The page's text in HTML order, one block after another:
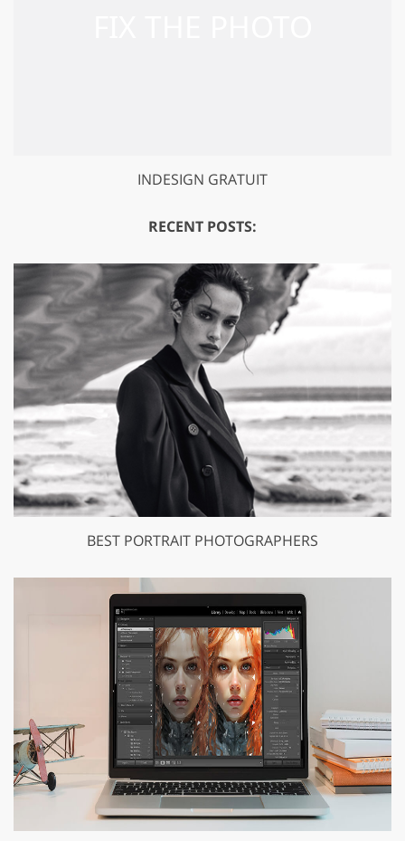
INDESIGN GRATUIT
RECENT POSTS:
BEST PORTRAIT PHOTOGRAPHERS